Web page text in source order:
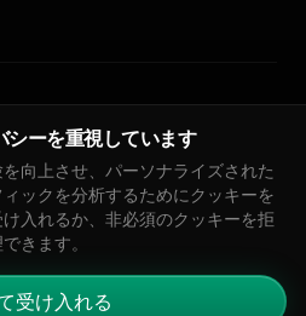
を禁じます。
用規約クッキーポリシーDPA
🇬🇧EN
シーを重視しています
向上させ、パーソナライズされた
ックを分析するためにクッキーを
入れるか、非必須のクッキーを拒
きます。
受け入れる